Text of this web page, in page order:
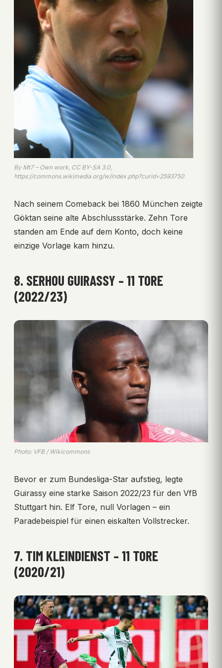
By Mt7 – Own work, CC BY-SA 3.0,
https://commons.wikimedia.org/w/index.php?curid=2593750
Nach seinem Comeback bei 1860 München zeigte
Göktan seine alte Abschlussstärke. Zehn Tore
standen am Ende auf dem Konto, doch keine
einzige Vorlage kam hinzu.
8. SERHOU GUIRASSY – 11 TORE
(2022/23)
Photo: VFB / Wikicommons
Bevor er zum Bundesliga-Star aufstieg, legte
Guirassy eine starke Saison 2022/23 für den VfB
Stuttgart hin. Elf Tore, null Vorlagen – ein
Paradebeispiel für einen eiskalten Vollstrecker.
7. TIM KLEINDIENST – 11 TORE
(2020/21)